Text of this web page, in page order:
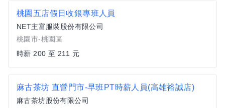
桃園五店假日收銀專班人員
NET主富服裝股份有限公司
桃園市-桃園區
時薪 200 至 211 元
麻古茶坊 直營門市-早班PT時薪人員(高雄裕誠店)
麻古茶坊股份有限公司